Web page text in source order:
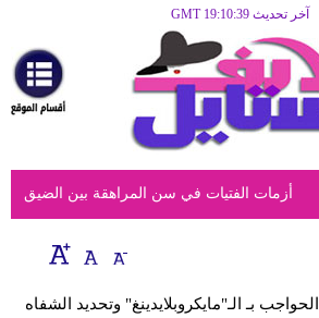
آخر تحديث GMT 19:10:39
مرأة
أزياء
أزياء
إسلامية
ديكور
أزمات الفتيات في سن المراهقة بين الضيق
بـ الـ"مايكروبلايدينغ" وتحديد الشفاه